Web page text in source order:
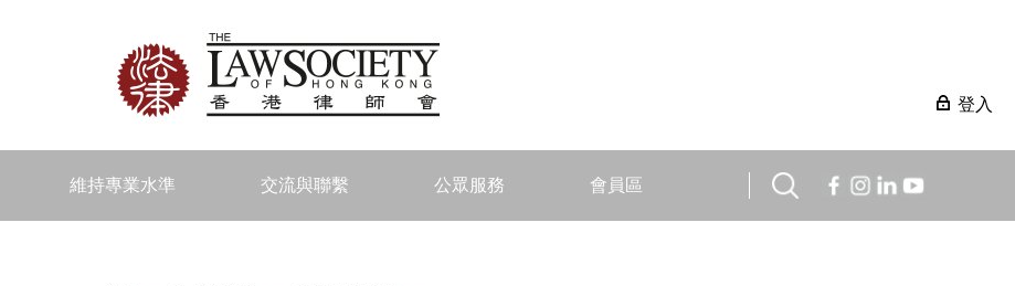
登入
維持專業水準 交流與聯繫 公眾服務 會員區